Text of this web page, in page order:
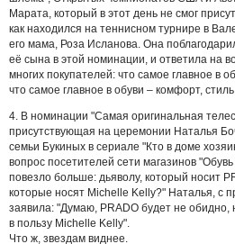
Марата, который в этот день не смог
как находился на теннисном турнире в
его мама, Роза Исланова. Она
её сына в этой номинации, и ответила на
многих покупателей: что самое главное в
что самое главное в обуви – комфорт,
4. В номинации "Самая оригинальная
присутствующая на церемонии Наталья
семьи Букиных в сериале "Кто в доме
вопрос посетителей сети магазинов
повезло больше: дьяволу, который носит
которые носят Michelle Kelly?" Наталья, с
заявила: "Думаю, PRADO будет не обидно,
в пользу Michelle Kelly".
Что ж, звездам виднее.